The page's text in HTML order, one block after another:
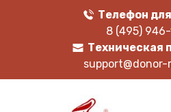
Телефон
8 (495)
Техническая
support@donor-